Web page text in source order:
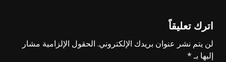
اترك تعليقاً
لن يتم نشر عنوان بريدك الإلكتروني. الحقول الإلزامية مشار
إليها بـ*